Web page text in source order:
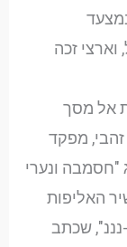
זכה
אל מסך
זהבי, מפקד
"חסמבה ונערי
האליפות
שכתב